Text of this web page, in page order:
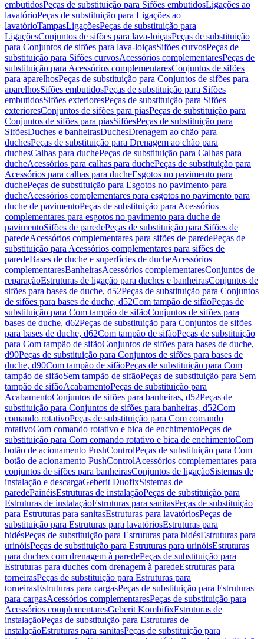
embutidosPeças de substituição para Sifões embutidosLigações ao
lavatórioPeças de substituição para Ligações ao
lavatórioTampasLigaçõesPeças de substituição para
LigaçõesConjuntos de sifões para lava-loiçasPeças de substituição
para Conjuntos de sifões para lava-loiçasSifões curvosPeças de
substituição para Sifões curvosAcessórios complementaresPeças de
substituição para Acessórios complementaresConjuntos de sifões
para aparelhosPeças de substituição para Conjuntos de sifões para
aparelhosSifões embutidosPeças de substituição para Sifões
embutidosSifões exterioresPeças de substituição para Sifões
exterioresConjuntos de sifões para piasPeças de substituição para
Conjuntos de sifões para piasSifõesPeças de substituição para
SifõesDuches e banheirasDuchesDrenagem ao chão para
duchesPeças de substituição para Drenagem ao chão para
duchesCalhas para duchePeças de substituição para Calhas para
ducheAcessórios para calhas para duchePeças de substituição para
Acessórios para calhas para ducheEsgotos no pavimento para
duchePeças de substituição para Esgotos no pavimento para
ducheAcessórios complementares para esgotos no pavimento para
duche de pavimentoPeças de substituição para Acessórios
complementares para esgotos no pavimento para duche de
pavimentoSifões de paredePeças de substituição para Sifões de
paredeAcessórios complementares para sifões de paredePeças de
substituição para Acessórios complementares para sifões de
paredeBases de duche e superfícies de ducheAcessórios
complementaresBanheirasAcessórios complementaresConjuntos de
reparaçãoEstruturas de ligação para duches e banheirasConjuntos de
sifões para bases de duche, d52Peças de substituição para Conjuntos
de sifões para bases de duche, d52Com tampão de sifãoPeças de
substituição para Com tampão de sifãoConjuntos de sifões para
bases de duche, d62Peças de substituição para Conjuntos de sifões
para bases de duche, d62Com tampão de sifãoPeças de substituição
para Com tampão de sifãoConjuntos de sifões para bases de duche,
d90Peças de substituição para Conjuntos de sifões para bases de
duche, d90Com tampão de sifãoPeças de substituição para Com
tampão de sifãoSem tampão de sifãoPeças de substituição para Sem
tampão de sifãoAcabamentoPeças de substituição para
AcabamentoConjuntos de sifões para banheiras, d52Peças de
substituição para Conjuntos de sifões para banheiras, d52Com
comando rotativoPeças de substituição para Com comando
rotativoCom comando rotativo e bica de enchimentoPeças de
substituição para Com comando rotativo e bica de enchimentoCom
botão de acionamento PushControlPeças de substituição para Com
botão de acionamento PushControlAcessórios complementares para
conjuntos de sifões para banheirasConjuntos de ligaçãoSistemas de
instalação e descargaGeberit DuofixSistemas de
paredePainéisEstruturas de instalaçãoPeças de substituição para
Estruturas de instalaçãoEstruturas para sanitasPeças de substituição
para Estruturas para sanitasEstruturas para lavatóriosPeças de
substituição para Estruturas para lavatóriosEstruturas para
bidésPeças de substituição para Estruturas para bidésEstruturas para
urinóisPeças de substituição para Estruturas para urinóisEstruturas
para duches com drenagem à paredePeças de substituição para
Estruturas para duches com drenagem à paredeEstruturas para
torneirasPeças de substituição para Estruturas para
torneirasEstruturas para cargasPeças de substituição para Estruturas
para cargasAcessórios complementaresPeças de substituição para
Acessórios complementaresGeberit KombifixEstruturas de
instalaçãoPeças de substituição para Estruturas de
instalaçãoEstruturas para sanitasPeças de substituição para